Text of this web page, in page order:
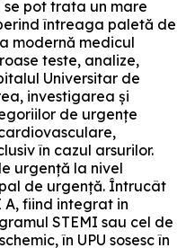
se pot trata un mare
întreaga paletă de
modernă medicul
teste, analize,
Universitar de
investigarea și
de urgențe
în cazul arsurilor.
urgență la nivel
de urgență. Întrucât
A, fiind integrat in
STEMI sau cel de
în UPU sosesc în